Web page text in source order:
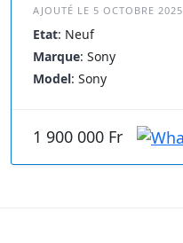
AJOUTÉ LE 5 OCTOBRE 2025
Etat: Neuf
Marque: Sony
Model: Sony
1 900 000 Fr